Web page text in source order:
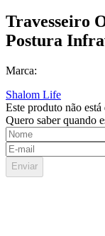
Travesseiro
Postura
Marca:
Shalom Life
Este produto não
Quero saber quando
Enviar